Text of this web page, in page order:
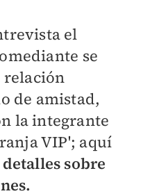
el
se
relación
de amistad,
la integrante
VIP'; aquí
sobre